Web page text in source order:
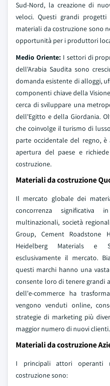
Sud-Nord, la creazione di
veloci. Questi grandi
materiali da costruzione sono
opportunità per i produttori
Medio Oriente:I settori di
dell'Arabia Saudita sono
domanda esistente di alloggi,
componenti chiave della
cerca di sviluppare una
dell'Egitto e della Giordania.
che coinvolge il turismo di
parte occidentale del regno,
apertura del paese e
costruzione.
Materiali da costruzione
Il mercato globale dei
concorrenza
multinazionali, società
Group, Cement Roadstone
Heidelberg Materials e
esclusivamente il mercato.
questi marchi hanno una
consente loro di tenere grandi
dell'e-commerce ha
vengono venduti online,
strategie di marketing più
maggior numero di nuovi clienti.
Materiali da costruzione
I principali attori operanti
costruzione sono: